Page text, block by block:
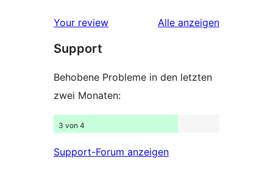
Rezensionen
Your review Alle Rezensionen
anzeigen
Support
Behobene Probleme in den letzten
zwei Monaten:
3 von 4
Support-Forum anzeigen